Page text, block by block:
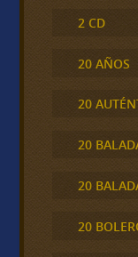
2 CD
20 AÑOS
20
20
20
20